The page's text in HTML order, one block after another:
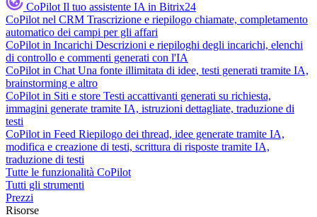
CoPilot Il tuo assistente IA in Bitrix24
CoPilot nel CRM Trascrizione e riepilogo chiamate, completamento
automatico dei campi per gli affari
CoPilot in Incarichi Descrizioni e riepiloghi degli incarichi, elenchi
di controllo e commenti generati con l'IA
CoPilot in Chat Una fonte illimitata di idee, testi generati tramite IA,
brainstorming e altro
CoPilot in Siti e store Testi accattivanti generati su richiesta,
immagini generate tramite IA, istruzioni dettagliate, traduzione di
testi
CoPilot in Feed Riepilogo dei thread, idee generate tramite IA,
modifica e creazione di testi, scrittura di risposte tramite IA,
traduzione di testi
Tutte le funzionalità CoPilot
Tutti gli strumenti
Prezzi
Risorse